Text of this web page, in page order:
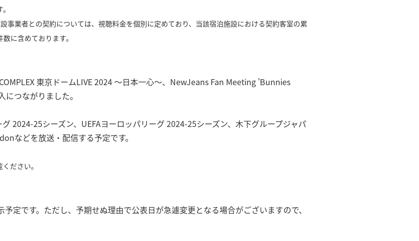
事業者との契約については、視聴料金を個別に定めており、当該宿泊施設における契約客室の累
に含めております。
東京ドームLIVE 2024 ～日本一心～、NewJeans Fan Meeting 'Bunnies
つながりました。
2024-25シーズン、UEFAヨーロッパリーグ 2024-25シーズン、木下グループジャパ
などを放送・配信する予定です。
ださい。
定です。ただし、予期せぬ理由で公表日が急遽変更となる場合がございますので、